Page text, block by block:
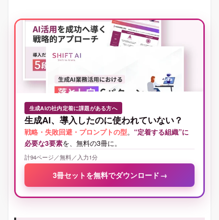
生成AIの社内定着に課題がある方へ
生成AI、導入したのに使われていない？
戦略・失敗回避・プロンプトの型。 “定着する組織”に
必要な3要素を、無料の3冊に。
計94ページ／無料／入力1分
3冊セットを無料でダウンロード→